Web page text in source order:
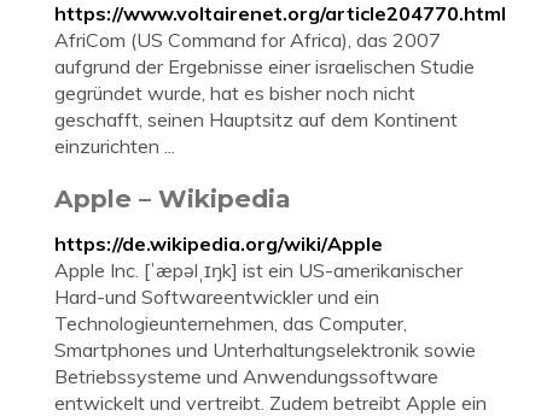
https://www.voltairenet.org/article204770.html
AfriCom (US Command for Africa), das 2007
aufgrund der Ergebnisse einer israelischen Studie
gegründet wurde, hat es bisher noch nicht
geschafft, seinen Hauptsitz auf dem Kontinent
einzurichten ...
Apple – Wikipedia
https://de.wikipedia.org/wiki/Apple
Apple Inc. [ˈæpəlˌɪŋk] ist ein US-amerikanischer
Hard-und Softwareentwickler und ein
Technologieunternehmen, das Computer,
Smartphones und Unterhaltungselektronik sowie
Betriebssysteme und Anwendungssoftware
entwickelt und vertreibt. Zudem betreibt Apple ein